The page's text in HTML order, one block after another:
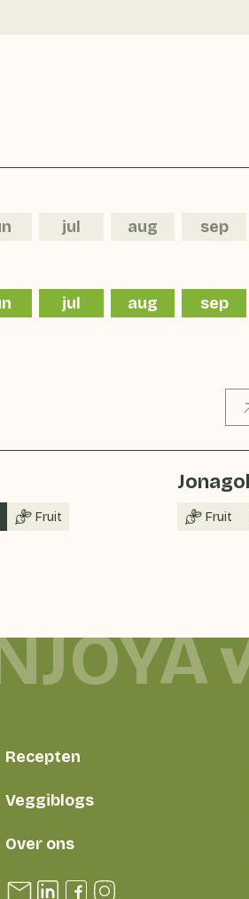
jul aug sep
jul aug sep
Fruit Fruit
Recepten
Veggiblogs
Over ons